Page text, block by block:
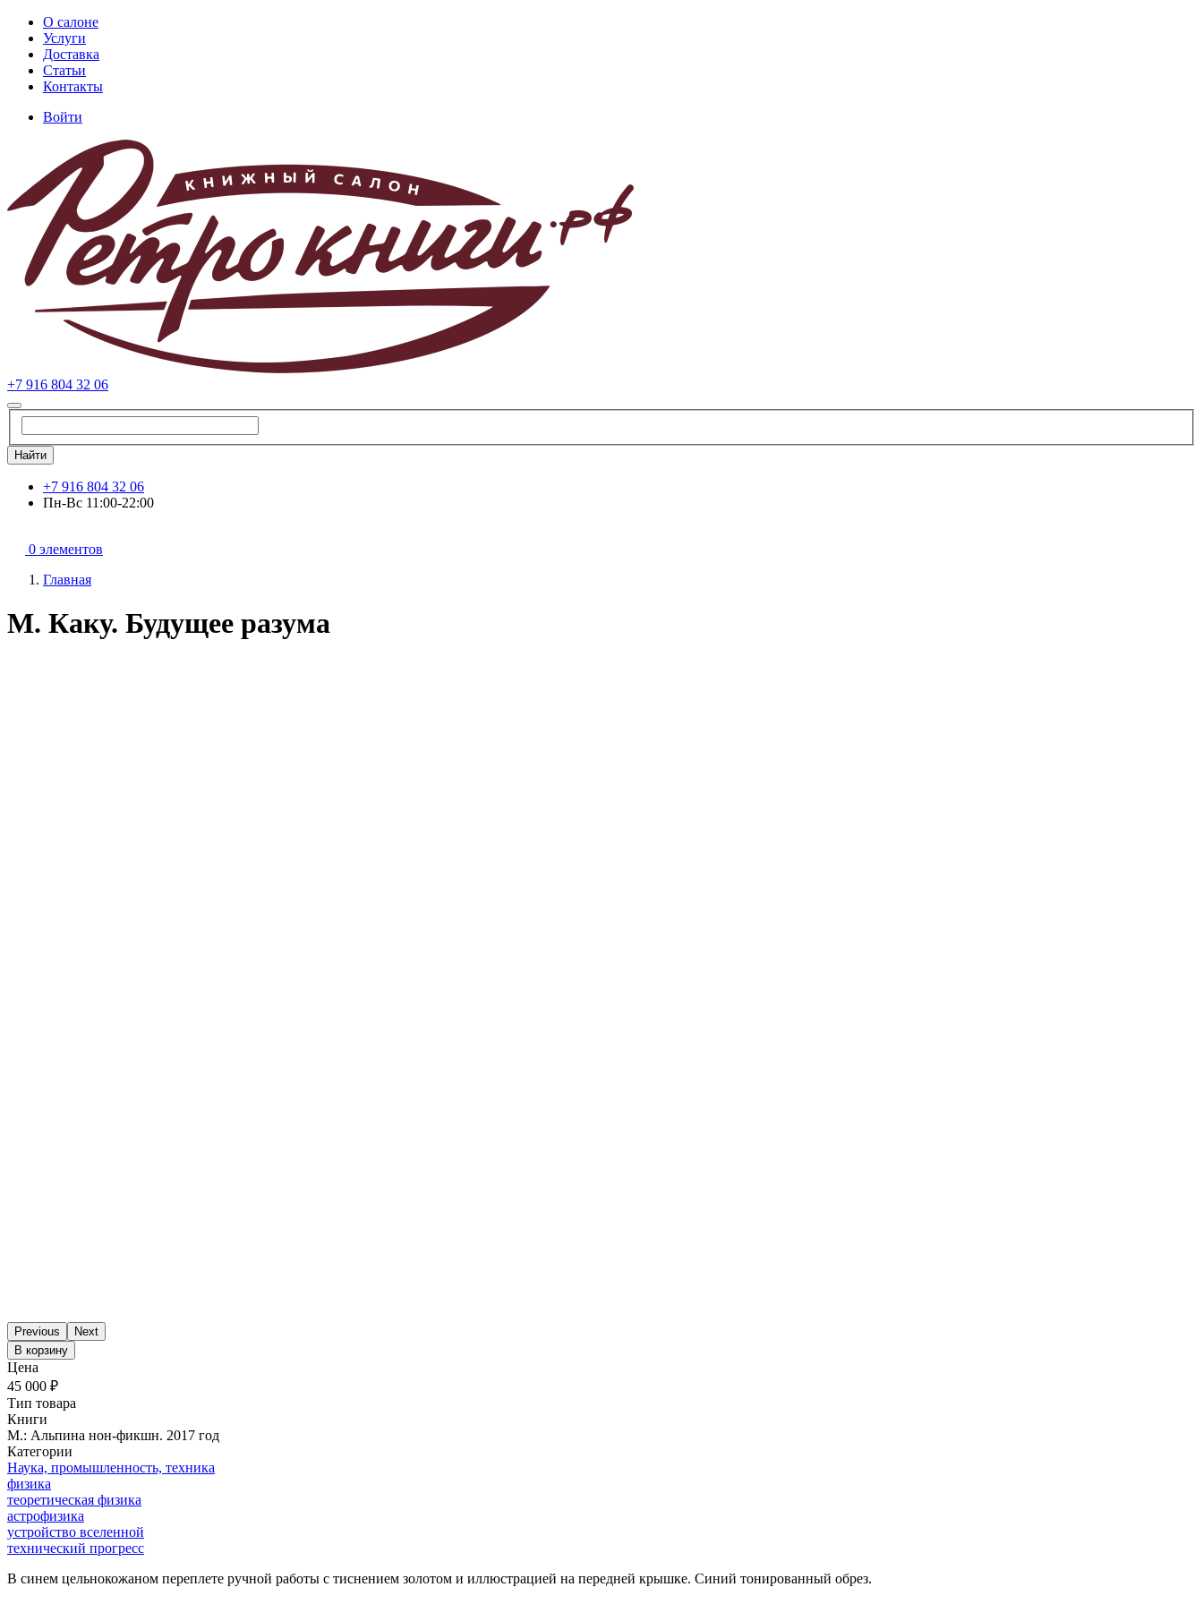
Перейти
основному
содержанию
Основная
навигация
О салоне
Услуги
Доставка
Статьи
Контакты
учётной
записи
пользователя
Войти
+7 916 804 32 06
Найти
+7 916 804 32 06
Пн-Вс 11:00-22:00
0 элементов
Главная
М. Каку. Будущее разума
Previous
Next
В корзину
Цена
45 000 ₽
Тип товара
Книги
М.: Альпина нон-фикшн. 2017 год
Категории
Наука, промышленность, техника
физика
теоретическая физика
астрофизика
устройство вселенной
технический прогресс
В синем цельнокожаном переплете ручной работы с тиснением золотом и иллюстрацией на передней крышке. Синий тонированный обрез.